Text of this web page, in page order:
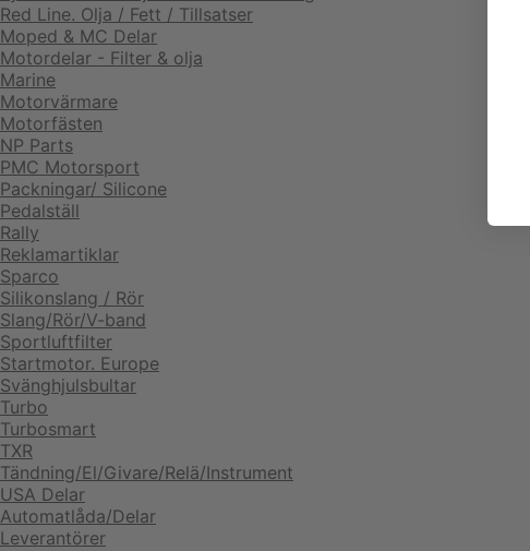
Red Line. Olja / Fett / Tillsatser
Moped & MC Delar
Motordelar - Filter & olja
Marine
Motorvärmare
Motorfästen
NP Parts
PMC Motorsport
Packningar/ Silicone
Pedalställ
Rally
Reklamartiklar
Sparco
Silikonslang / Rör
Slang/Rör/V-band
Sportluftfilter
Startmotor. Europe
Svänghjulsbultar
Turbo
Turbosmart
TXR
Tändning/El/Givare/Relä/Instrument
USA Delar
Automatlåda/Delar
Leverantörer